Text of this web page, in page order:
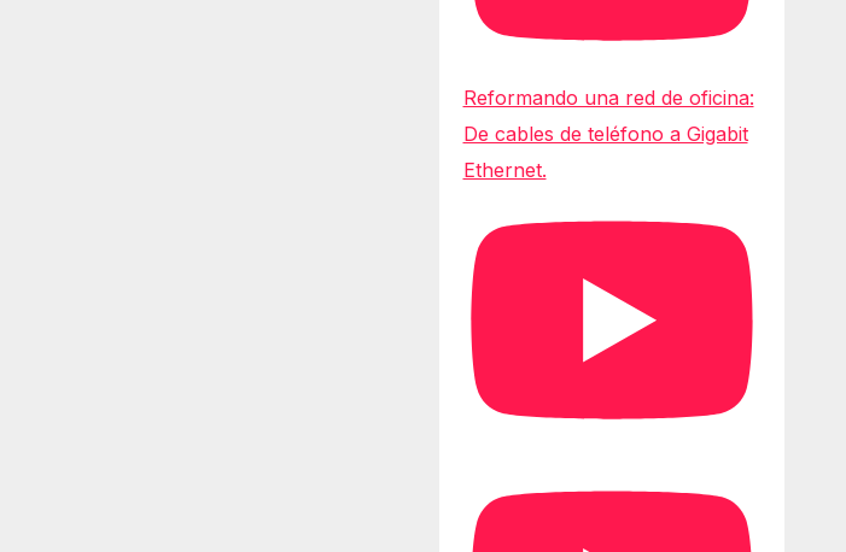
Reformando una red de oficina:
De cables de teléfono a Gigabit
Ethernet.